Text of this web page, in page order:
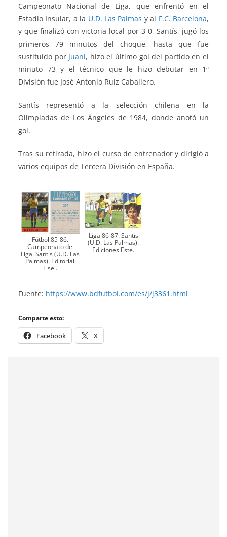
Campeonato Nacional de Liga, que enfrentó en el
Estadio Insular, a la U.D. Las Palmas y al F.C. Barcelona,
y que finalizó con victoria local por 3-0, Santís, jugó los
primeros 79 minutos del choque, hasta que fue
sustituido por Juani, hizo el último gol del partido en el
minuto 73 y el técnico que le hizo debutar en 1ª
División fue José Antonio Ruiz Caballero.
Santís representó a la selección chilena en la
Olimpiadas de Los Ángeles de 1984, donde anotó un
gol.
Tras su retirada, hizo el curso de entrenador y dirigió a
varios equipos de Tercera División en España.
Fútbol 85-86.
Campeonato de
Liga. Santis (U.D. Las
Palmas). Editorial
Lisel.
Liga 86-87. Santis
(U.D. Las Palmas).
Ediciones Este.
Fuente: https://www.bdfutbol.com/es/j/j3361.html
Comparte esto:
Facebook X